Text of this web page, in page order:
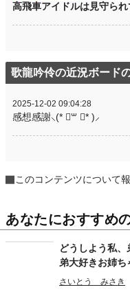
高飛車アイドルは見守ら
歌龍吟伶の近況ボード
2025-12-02 09:04:28
感想感謝⸜(* ॑꒳ ॑* )⸝
このコンテンツについて
あなたにおすすめ
どうしよう私
弟大好きお姉ち
さいとう みさき